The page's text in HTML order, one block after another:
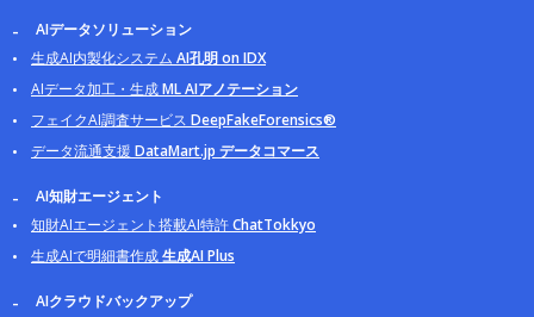
AIデータソリューション
生成AI内製化システム AI孔明 on IDX
AIデータ加工・生成ML AIアノテーション
フェイクAI調査サービス DeepFakeForensics®
データ流通支援 DataMart.jp データコマース
AI知財エージェント
知財AIエージェント搭載AI特許ChatTokkyo
生成AIで明細書作成生成AI Plus
AIクラウドバックアップ